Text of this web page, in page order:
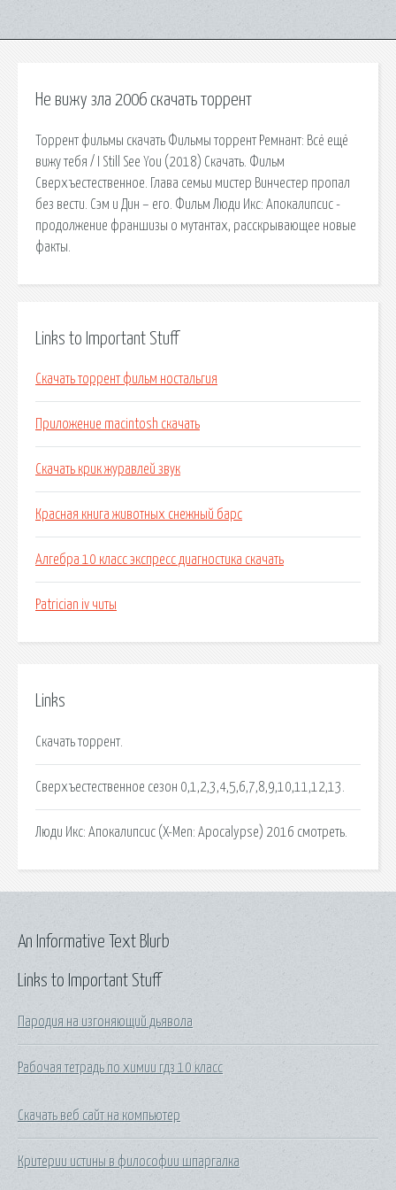
Не вижу зла 2006 скачать торрент
Торрент фильмы скачать Фильмы торрент Ремнант: Всё ещё
вижу тебя / I Still See You (2018) Скачать. Фильм
Сверхъестественное. Глава семьи мистер Винчестер пропал
без вести. Сэм и Дин – его. Фильм Люди Икс: Апокалипсис -
продолжение франшизы о мутантах, расскрывающее новые
факты.
Links to Important Stuff
Скачать торрент фильм ностальгия
Приложение macintosh скачать
Скачать крик журавлей звук
Красная книга животных снежный барс
Алгебра 10 класс экспресс диагностика скачать
Patrician iv читы
Links
Скачать торрент.
Сверхъестественное сезон 0,1,2,3,4,5,6,7,8,9,10,11,12,13.
Люди Икс: Апокалипсис (X-Men: Apocalypse) 2016 смотреть.
Links to Important Stuff
Пародия на изгоняющий дьявола
Рабочая тетрадь по химии гдз 10 класс
Скачать веб сайт на компьютер
Критерии истины в философии шпаргалка
An Informative Text Blurb